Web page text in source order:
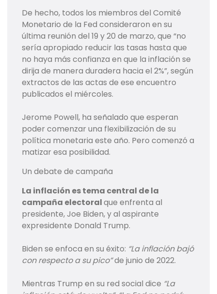
De hecho, todos los miembros del Comité
Monetario de la Fed consideraron en su
última reunión del 19 y 20 de marzo, que “no
sería apropiado reducir las tasas hasta que
no haya más confianza en que la inflación se
dirija de manera duradera hacia el 2%”, según
extractos de las actas de ese encuentro
publicados el miércoles.
Jerome Powell, ha señalado que esperan
poder comenzar una flexibilización de su
política monetaria este año. Pero comenzó a
matizar esa posibilidad.
Un debate de campaña
La inflación es tema central de la
campaña electoralque enfrenta al
presidente, Joe Biden, y al aspirante
expresidente Donald Trump.
Biden se enfoca en su éxito: “La inflación bajó
con respecto a su pico”de junio de 2022.
Mientras Trump en su red social dice “La